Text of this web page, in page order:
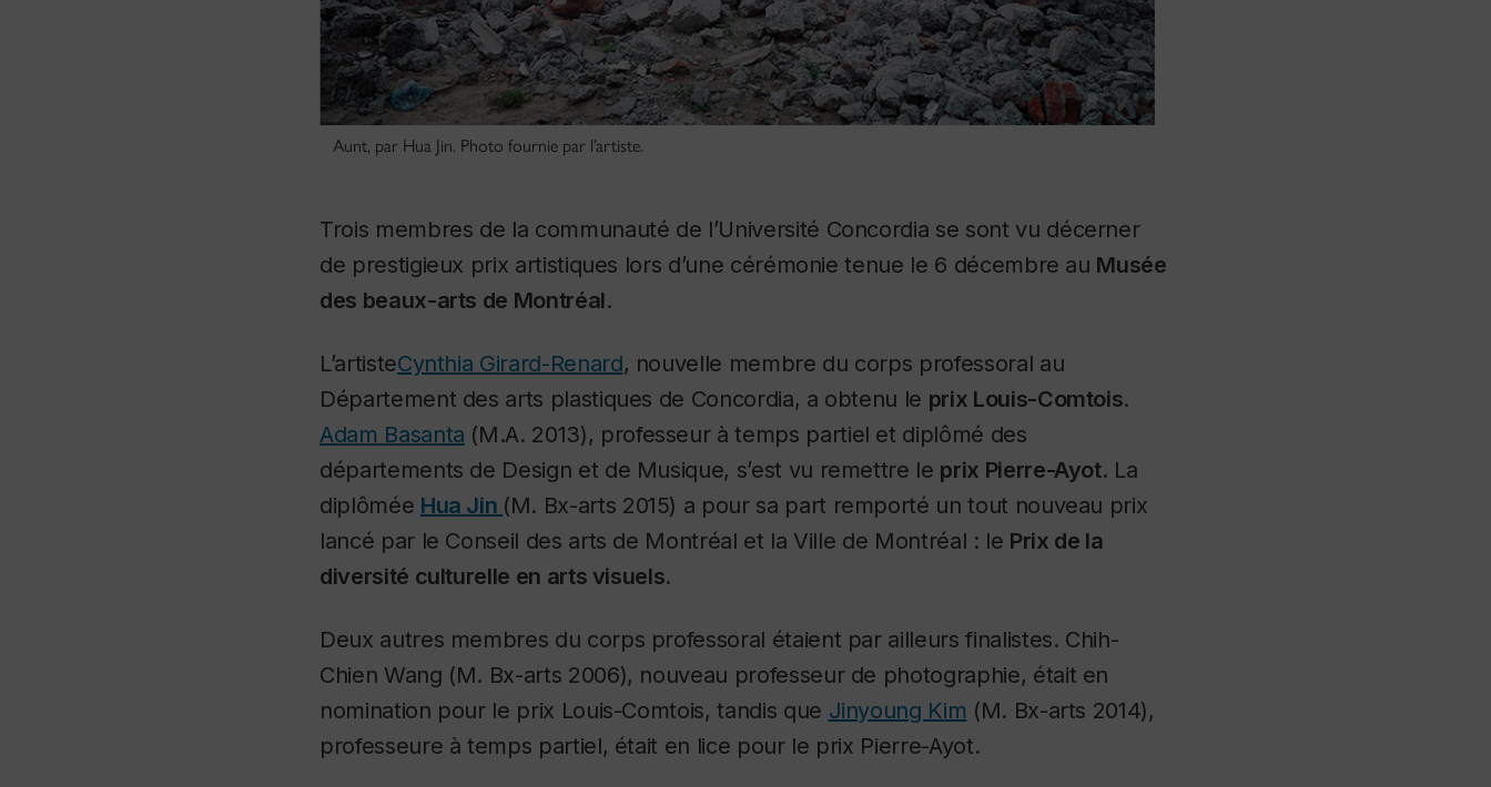
Aunt, par Hua Jin. Photo fournie par l’artiste.
Trois membres de la communauté de l’Université Concordia se sont vu décerner
de prestigieux prix artistiques lors d’une cérémonie tenue le 6 décembre au Musée
des beaux-arts de Montréal.
L’artisteCynthia Girard-Renard, nouvelle membre du corps professoral au
Département des arts plastiques de Concordia, a obtenu le prix Louis-Comtois.
Adam Basanta (M.A. 2013), professeur à temps partiel et diplômé des
départements de Design et de Musique, s’est vu remettre le prix Pierre-Ayot. La
diplômée Hua Jin (M. Bx-arts 2015) a pour sa part remporté un tout nouveau prix
lancé par le Conseil des arts de Montréal et la Ville de Montréal : le Prix de la
diversité culturelle en arts visuels.
Deux autres membres du corps professoral étaient par ailleurs finalistes. Chih-
Chien Wang (M. Bx-arts 2006), nouveau professeur de photographie, était en
nomination pour le prix Louis-Comtois, tandis que Jinyoung Kim (M. Bx-arts 2014),
professeure à temps partiel, était en lice pour le prix Pierre-Ayot.